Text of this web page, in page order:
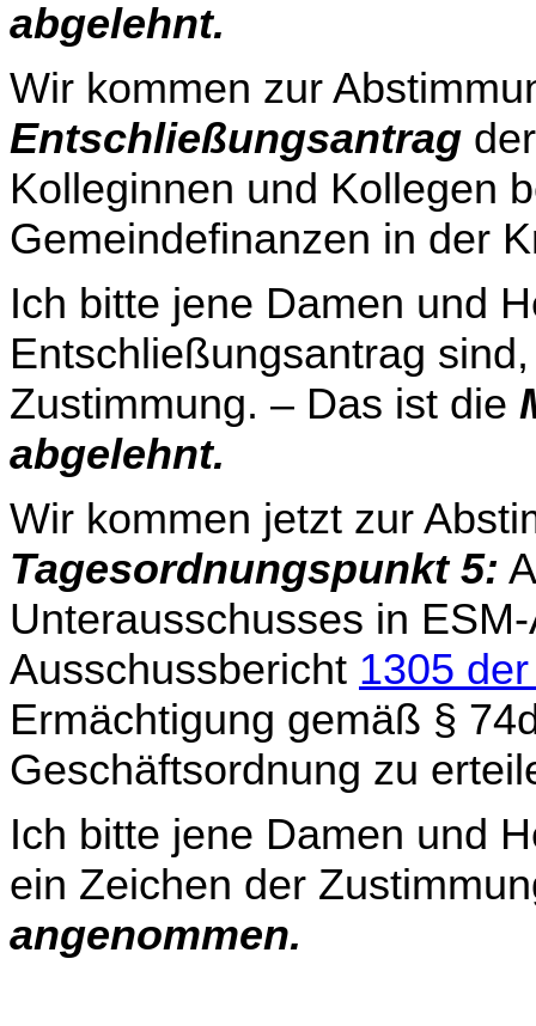
abgelehnt.
Wir kommen zur
Entschließungsantrag
Kolleginnen und Kollegen
Gemeindefinanzen in der
Ich bitte jene Damen und
Entschließungsantrag
Zustimmung. – Das ist die
abgelehnt.
Wir kommen jetzt zur
Tagesordnungspunkt 5:
Unterausschusses in
Ausschussbericht 1305
Ermächtigung gemäß §
Geschäftsordnung zu
Ich bitte jene Damen und
ein Zeichen der
angenommen.